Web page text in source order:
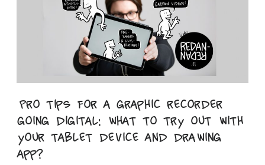
Pro tips for a graphic recorder
going digital: what to try out with
your tablet device and drawing
app?